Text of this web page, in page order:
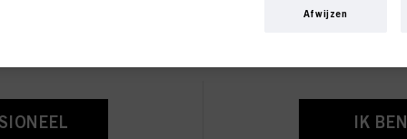
IK
u aanmaken die verrijkt kunnen worden met gegevens die van derden en andere
cookies op onze website uit te schakelen onder "Cookie-instellingen" (link in voettekst). Voor
Afwijzen